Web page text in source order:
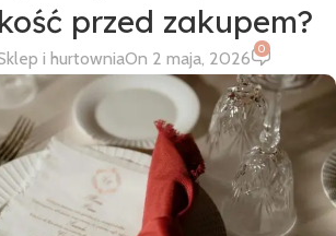
przed zakupem?
i hurtowniaOn 2 maja, 2026 0